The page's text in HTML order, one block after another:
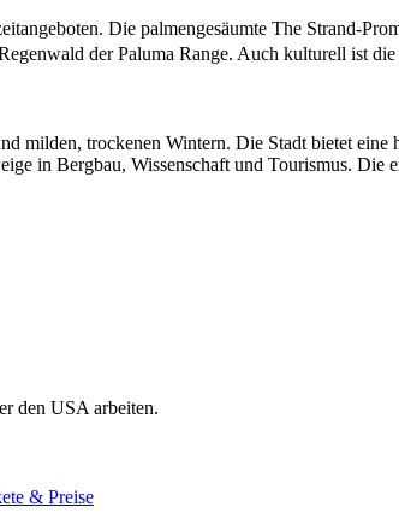
Die palmengesäumte The Strand-
der Paluma Range. Auch kulturell ist
milden, trockenen Wintern. Die Stadt bietet
in Bergbau, Wissenschaft und Tourismus.
den USA arbeiten.
& Preise